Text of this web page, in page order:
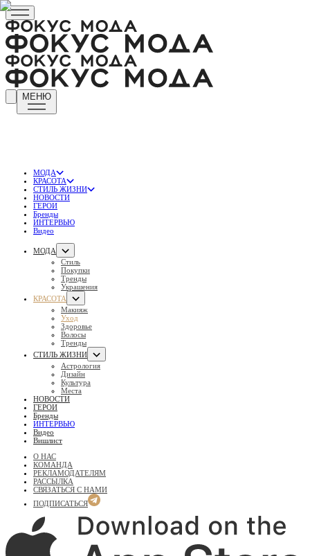
МЕНЮ
МОДА
КРАСОТА
СТИЛЬ ЖИЗНИ
НОВОСТИ
ГЕРОИ
Бренды
ИНТЕРВЬЮ
Видео
МОДА
Стиль
Покупки
Тренды
Украшения
КРАСОТА
Макияж
Уход
Здоровье
Волосы
Тренды
СТИЛЬ ЖИЗНИ
Астрология
Дизайн
Культура
Места
НОВОСТИ
ГЕРОИ
Бренды
ИНТЕРВЬЮ
Видео
Вишлист
О НАС
КОМАНДА
РЕКЛАМОДАТЕЛЯМ
РАССЫЛКА
СВЯЗАТЬСЯ С НАМИ
ПОДПИСАТЬСЯ